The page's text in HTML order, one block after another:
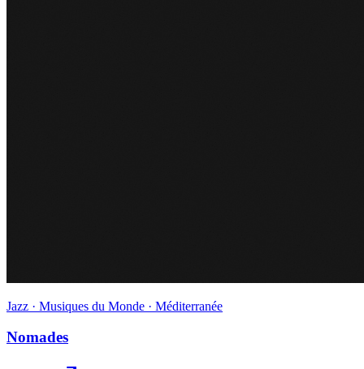
Jazz · Musiques du Monde · Méditerranée
Nomades